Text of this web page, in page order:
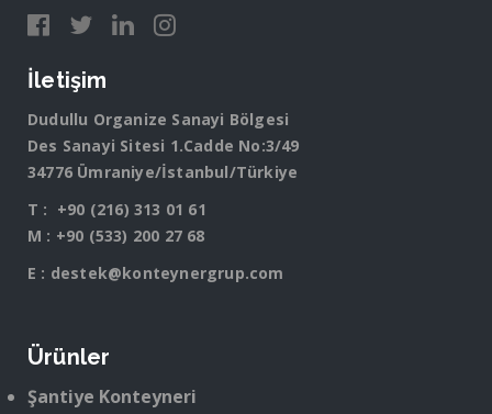
İletişim
Dudullu Organize Sanayi Bölgesi
Des Sanayi Sitesi 1.Cadde No:3/49
34776 Ümraniye/İstanbul/Türkiye
T : +90 (216) 313 01 61
M : +90 (533) 200 27 68
E : destek@konteynergrup.com
Ürünler
Şantiye Konteyneri